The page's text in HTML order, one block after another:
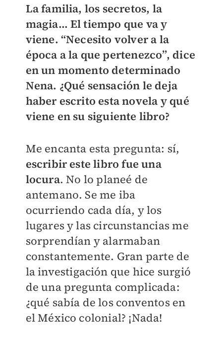
La familia, los secretos, la
magia… El tiempo que va y
viene. “Necesito volver a la
época a la que pertenezco”, dice
en un momento determinado
Nena. ¿Qué sensación le deja
haber escrito esta novela y qué
viene en su siguiente libro?
Me encanta esta pregunta: sí,
escribir este libro fue una
locura. No lo planeé de
antemano. Se me iba
ocurriendo cada día, y los
lugares y las circunstancias me
sorprendían y alarmaban
constantemente. Gran parte de
la investigación que hice surgió
de una pregunta complicada:
¿qué sabía de los conventos en
el México colonial? ¡Nada!